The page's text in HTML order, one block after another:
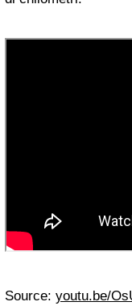
Source: youtu.be/